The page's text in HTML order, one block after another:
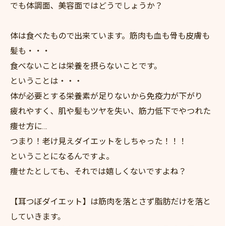
でも体調面、美容面ではどうでしょうか？
体は食べたもので出来ています。筋肉も血も骨も皮膚も
髪も・・・
食べないことは栄養を摂らないことです。
ということは・・・
体が必要とする栄養素が足りないから免疫力が下がり
疲れやすく、肌や髪もツヤを失い、筋力低下でやつれた
痩せ方に…
つまり！老け見えダイエットをしちゃった！！！
ということになるんですよ。
痩せたとしても、それでは嬉しくないですよね？
【耳つぼダイエット】は筋肉を落とさず脂肪だけを落と
していきます。